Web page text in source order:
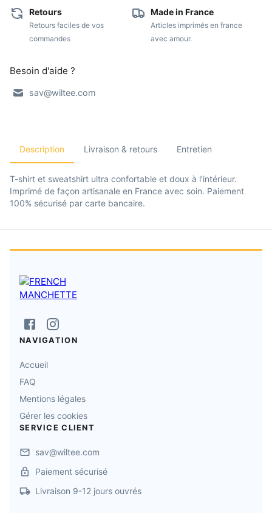
Retours
Retours faciles de vos
commandes
Made in France
Articles imprimés en france
avec amour.
Besoin d'aide ?
sav@wiltee.com
Description Livraison & retours Entretien
T-shirt et sweatshirt ultra confortable et doux à l'intérieur.
Imprimé de façon artisanale en France avec soin. Paiement
100% sécurisé par carte bancaire.
NAVIGATION
Accueil
FAQ
Mentions légales
Gérer les cookies
SERVICE CLIENT
sav@wiltee.com
Paiement sécurisé
Livraison 9-12 jours ouvrés